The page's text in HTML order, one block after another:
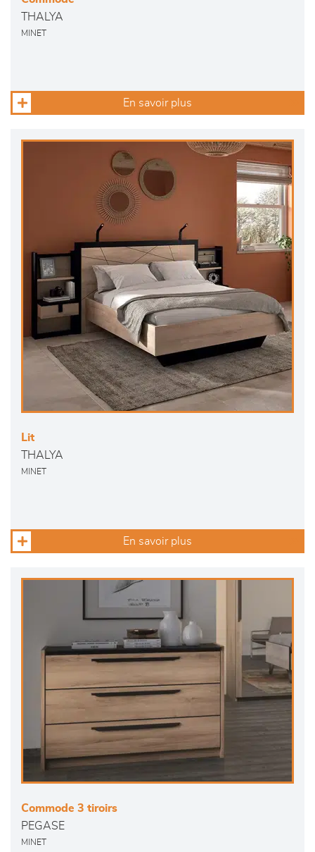
THALYA
MINET
En savoir plus
Lit
THALYA
MINET
En savoir plus
Commode 3 tiroirs
PEGASE
MINET